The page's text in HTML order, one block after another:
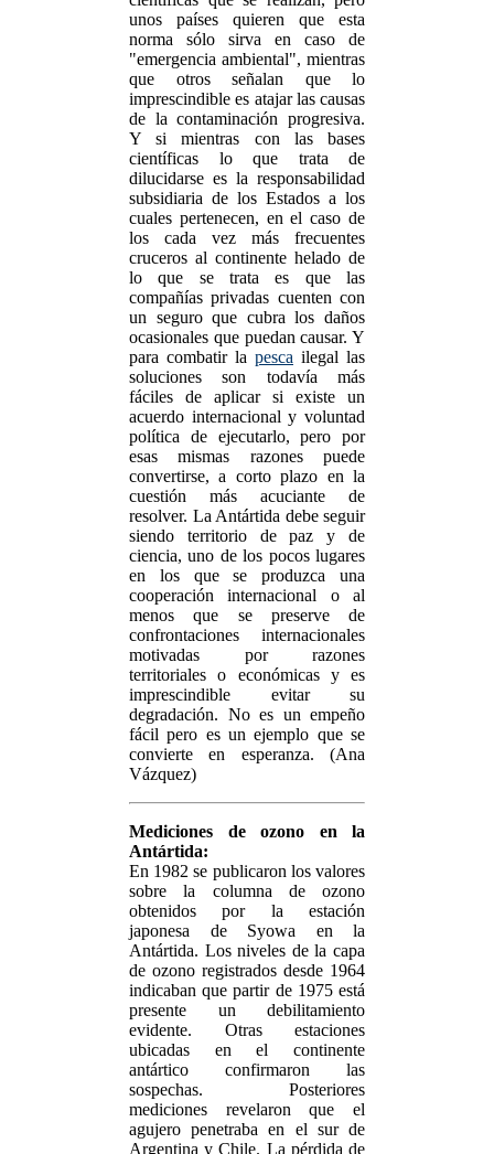
unos países quieren que esta
norma sólo sirva en caso de
"emergencia ambiental", mientras
que otros señalan que lo
imprescindible es atajar las causas
de la contaminación progresiva.
Y si mientras con las bases
científicas lo que trata de
dilucidarse es la responsabilidad
subsidiaria de los Estados a los
cuales pertenecen, en el caso de
los cada vez más frecuentes
cruceros al continente helado de
lo que se trata es que las
compañías privadas cuenten con
un seguro que cubra los daños
ocasionales que puedan causar. Y
para combatir la pesca ilegal las
soluciones son todavía más
fáciles de aplicar si existe un
acuerdo internacional y voluntad
política de ejecutarlo, pero por
esas mismas razones puede
convertirse, a corto plazo en la
cuestión más acuciante de
resolver. La Antártida debe seguir
siendo territorio de paz y de
ciencia, uno de los pocos lugares
en los que se produzca una
cooperación internacional o al
menos que se preserve de
confrontaciones internacionales
motivadas por razones
territoriales o económicas y es
imprescindible evitar su
degradación. No es un empeño
fácil pero es un ejemplo que se
convierte en esperanza. (Ana
Vázquez)
Mediciones de ozono en la
Antártida:
En 1982 se publicaron los valores
sobre la columna de ozono
obtenidos por la estación
japonesa de Syowa en la
Antártida. Los niveles de la capa
de ozono registrados desde 1964
indicaban que partir de 1975 está
presente un debilitamiento
evidente. Otras estaciones
ubicadas en el continente
antártico confirmaron las
sospechas. Posteriores
mediciones revelaron que el
agujero penetraba en el sur de
Argentina y Chile. La pérdida de